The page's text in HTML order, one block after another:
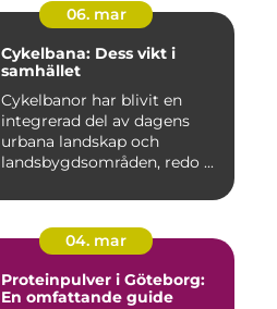
06. mar
Cykelbana: Dess vikt i
samhället
Cykelbanor har blivit en
integrerad del av dagens
urbana landskap och
landsbygdsområden, redo ...
04. mar
Proteinpulver i Göteborg:
En omfattande guide